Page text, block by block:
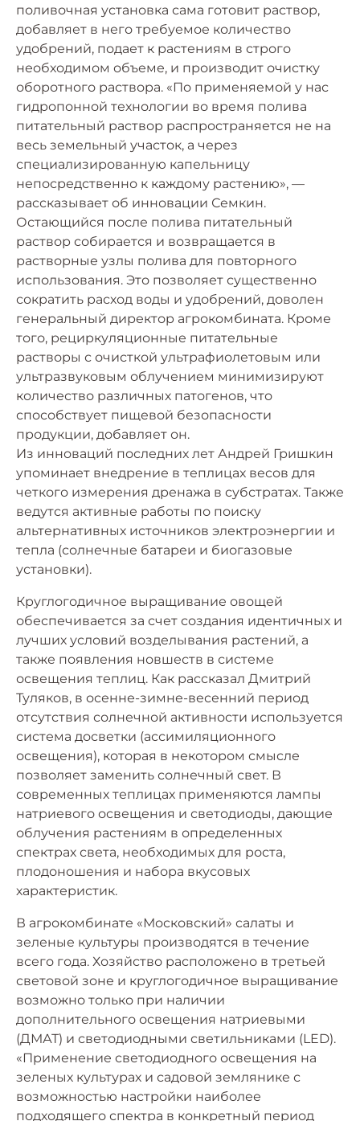
поливочная установка сама готовит раствор,
добавляет в него требуемое количество
удобрений, подает к растениям в строго
необходимом объеме, и производит очистку
оборотного раствора. «По применяемой у нас
гидропонной технологии во время полива
питательный раствор распространяется не на
весь земельный участок, а через
специализированную капельницу
непосредственно к каждому растению», —
рассказывает об инновации Семкин.
Остающийся после полива питательный
раствор собирается и возвращается в
растворные узлы полива для повторного
использования. Это позволяет существенно
сократить расход воды и удобрений, доволен
генеральный директор агрокомбината. Кроме
того, рециркуляционные питательные
растворы с очисткой ультрафиолетовым или
ультразвуковым облучением минимизируют
количество различных патогенов, что
способствует пищевой безопасности
продукции, добавляет он.
Из инноваций последних лет Андрей Гришкин
упоминает внедрение в теплицах весов для
четкого измерения дренажа в субстратах. Также
ведутся активные работы по поиску
альтернативных источников электроэнергии и
тепла (солнечные батареи и биогазовые
установки).
Круглогодичное выращивание овощей
обеспечивается за счет создания идентичных и
лучших условий возделывания растений, а
также появления новшеств в системе
освещения теплиц. Как рассказал Дмитрий
Туляков, в осенне-зимне-весенний период
отсутствия солнечной активности используется
система досветки (ассимиляционного
освещения), которая в некотором смысле
позволяет заменить солнечный свет. В
современных теплицах применяются лампы
натриевого освещения и светодиоды, дающие
облучения растениям в определенных
спектрах света, необходимых для роста,
плодоношения и набора вкусовых
характеристик.
В агрокомбинате «Московский» салаты и
зеленые культуры производятся в течение
всего года. Хозяйство расположено в третьей
световой зоне и круглогодичное выращивание
возможно только при наличии
дополнительного освещения натриевыми
(ДМАТ) и светодиодными светильниками (LED).
«Применение светодиодного освещения на
зеленых культурах и садовой землянике с
возможностью настройки наиболее
подходящего спектра в конкретный период